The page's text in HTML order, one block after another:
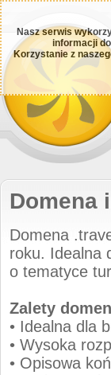
Nasz serwis
informacji
Korzystanie z
Domena
Domena
roku. Idealna
o tematyce
Zalety
• Idealna dla
• Wysoka
• Opisowa